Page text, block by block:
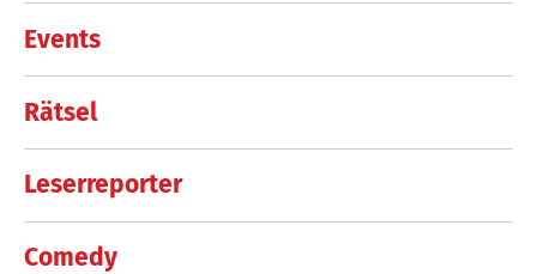
Events
Rätsel
Leserreporter
Comedy